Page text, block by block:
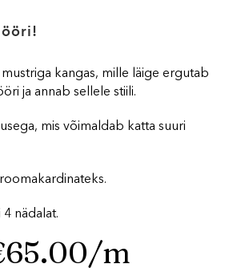
kangas, mille läige ergutab
ja annab sellele stiili.
mis võimaldab katta suuri
4 nädalat.
65.00/m